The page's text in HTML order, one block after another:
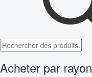
Acheter par rayon